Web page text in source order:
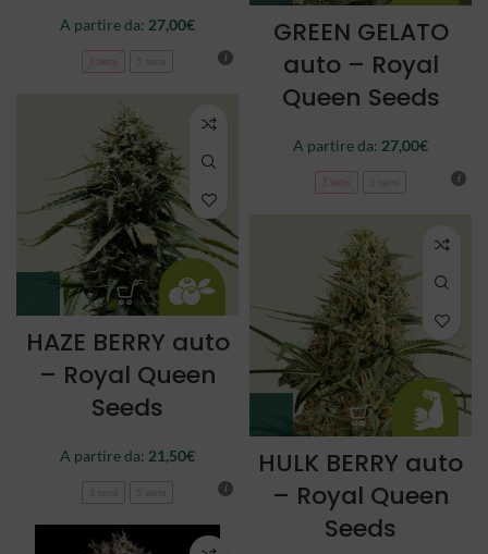
A partire da: 27,00€
3 semi
GREEN GELATO
auto – Royal
Queen Seeds
A partire da: 27,00€
3 semi
HAZE BERRY auto
– Royal Queen
Seeds
A partire da: 21,50€
HULK BERRY auto
– Royal Queen
Seeds